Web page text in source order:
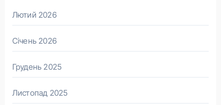
Лютий 2026
Січень 2026
Грудень 2025
Листопад 2025